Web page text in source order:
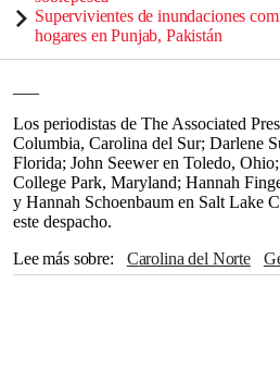
Supervivientes de inundaciones
hogares en Punjab, Pakistán
Los periodistas de The Associated
Columbia, Carolina del Sur; Darlene
Florida; John Seewer en Toledo,
College Park, Maryland; Hannah
y Hannah Schoenbaum en Salt Lake
este despacho.
Lee más sobre
Carolina del Norte